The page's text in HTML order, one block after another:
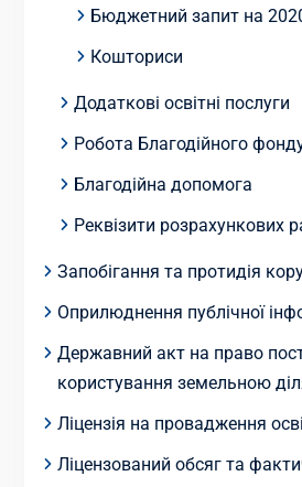
Бюджетний запит на
Кошториси
Додаткові освітні послуги
Робота Благодійного
Благодійна допомога
Реквізити розрахункових
Запобігання та протидія
Оприлюднення публічної
Державний акт на право
користування земельною
Ліцензія на провадження
Ліцензований обсяг та